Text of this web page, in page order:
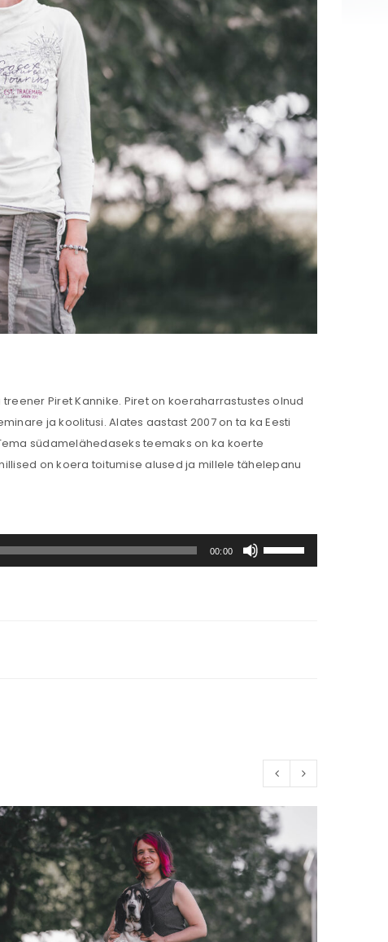
link uue parooli
used to support your experience
access to your account,
Piret Kannike. Piret on koeraharrastustes olnud
ja koolitusi. Alates aastast 2007 on ta ka Eesti
südamelähedaseks teemaks on ka koerte
on koera toitumise alused ja millele tähelepanu
00:00
suurendamiseks